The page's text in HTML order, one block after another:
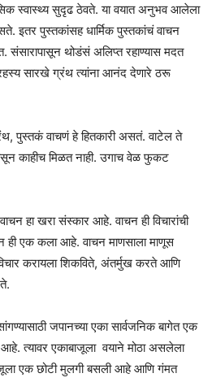
स्वास्थ्य सुदृढ ठेवते. या वयात अनुभव आलेला
इतर पुस्तकांसह धार्मिक पुस्तकांचं वाचन
संसारापासून थोडंसं अलिप्त रहाण्यास मदत
सारखे ग्रंथ त्यांना आनंद देणारे ठरू
पुस्तकं वाचणं हे हितकारी असतं. वाटेल ते
काहीच मिळत नाही. उगाच वेळ फुकट
हा खरा संस्कार आहे. वाचन ही विचारांची
ही एक कला आहे. वाचन माणसाला माणूस
करायला शिकविते, अंतर्मुख करते आणि
जपानच्या एका सार्वजनिक बागेत एक
त्यावर एकाबाजूला वयाने मोठा असलेला
एक छोटी मुलगी बसली आहे आणि गंमत